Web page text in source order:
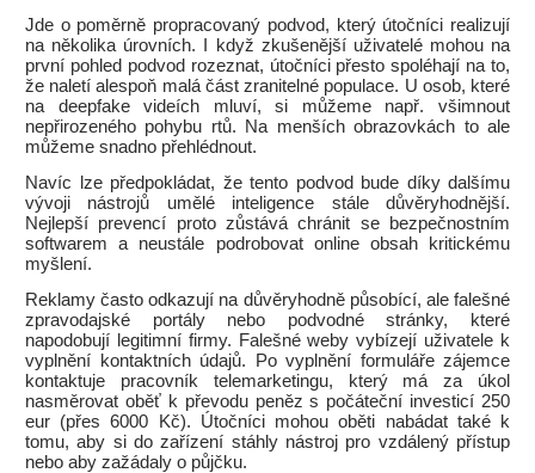
Jde o poměrně propracovaný podvod, který útočníci realizují
na několika úrovních. I když zkušenější uživatelé mohou na
první pohled podvod rozeznat, útočníci přesto spoléhají na to,
že naletí alespoň malá část zranitelné populace. U osob, které
na deepfake videích mluví, si můžeme např. všimnout
nepřirozeného pohybu rtů. Na menších obrazovkách to ale
můžeme snadno přehlédnout.
Navíc lze předpokládat, že tento podvod bude díky dalšímu
vývoji nástrojů umělé inteligence stále důvěryhodnější.
Nejlepší prevencí proto zůstává chránit se bezpečnostním
softwarem a neustále podrobovat online obsah kritickému
myšlení.
Reklamy často odkazují na důvěryhodně působící, ale falešné
zpravodajské portály nebo podvodné stránky, které
napodobují legitimní firmy. Falešné weby vybízejí uživatele k
vyplnění kontaktních údajů. Po vyplnění formuláře zájemce
kontaktuje pracovník telemarketingu, který má za úkol
nasměrovat oběť k převodu peněz s počáteční investicí 250
eur (přes 6000 Kč). Útočníci mohou oběti nabádat také k
tomu, aby si do zařízení stáhly nástroj pro vzdálený přístup
nebo aby zažádaly o půjčku.